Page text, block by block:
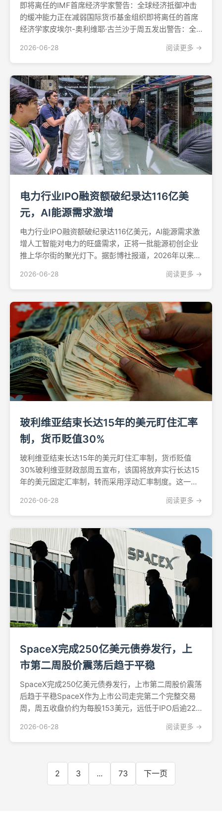
即将离任的IMF首席经济学家警告：全球经济抵御冲击
的缓冲能力正在减弱国际货币基金组织即将离任的首席
经济学家皮埃尔-奥利维耶·古兰沙于周五发出警告：全
储备耗尽、美国关税驱动的贸易关系重构，以及持续蔓
延的不确定性等因素，指出这些问题已使经济预测工作
变得异常...
2026-06-28 阅读更多 →
电力行业IPO融资额破纪录达116亿美
元，AI能源需求激增
电力行业IPO融资额破纪录达116亿美元，AI能源需求激
增人工智能对电力的旺盛需求，正将一批能源初创企业
推上华尔街的聚光灯下。据彭博社报道，2026年以来已
计募资逾116亿美元，创下该行业历史纪录——投资者纷
纷押注那些能够破解AI能源难题的企业。其...
2026-06-28 阅读更多 →
玻利维亚结束长达15年的美元盯住汇率
制，货币贬值30%
玻利维亚结束长达15年的美元盯住汇率制，货币贬值
30%玻利维亚财政部周五宣布，该国将放弃实行长达15
年的美元固定汇率制，转而采用浮动汇率制度。这一里
逾50天的抗议活动使这个安第斯山脉国家的经济陷入停
滞。据路透社报道，央行将官方汇率定于周一起调整为
每美元...
2026-06-28 阅读更多 →
SpaceX完成250亿美元债券发行，上
市第二周股价震荡后趋于平稳
SpaceX完成250亿美元债券发行，上市第二周股价震荡
后趋于平稳SpaceX作为上市公司走完第二个完整交易
周，周五收盘价约为每股153美元，远低于IPO后逾225
近3万亿美元。据Investopedia报道，该股在前一日创
下自6月12日上市以来最低收...
2026-06-28 阅读更多 →
2 3 ... 73 下一页